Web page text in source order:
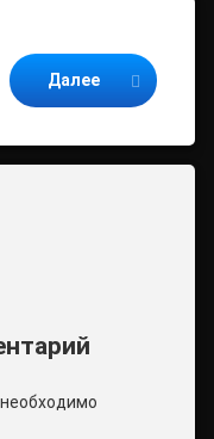
Далее